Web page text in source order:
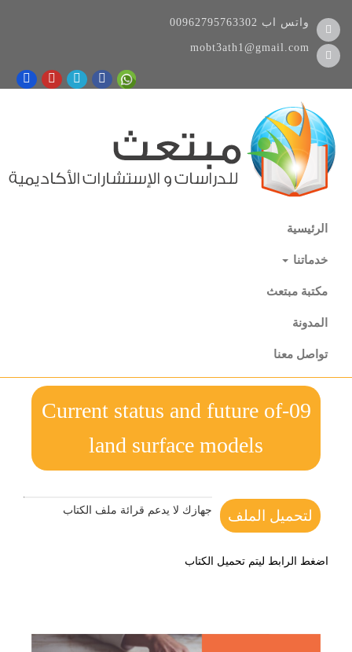
00962795763302 واتس اب
mobt3ath1@gmail.com
الرئيسية
خدماتنا
مكتبة مبتعث
المدونة
تواصل معنا
09-Current status and future of
land surface models
لتحميل الملف جهازك لا يدعم قرائة ملف الكتاب
اضغط الرابط ليتم تحميل الكتاب